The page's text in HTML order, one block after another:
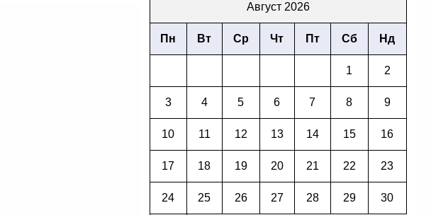
Август 2026
Пн Вт Ср Чт Пт Сб Нд
1 2
3 4 5 6 7 8 9
10 11 12 13 14 15 16
17 18 19 20 21 22 23
24 25 26 27 28 29 30